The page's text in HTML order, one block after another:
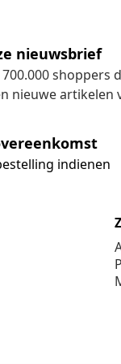
nieuwsbrief
shoppers
nieuwe artikelen
indienen